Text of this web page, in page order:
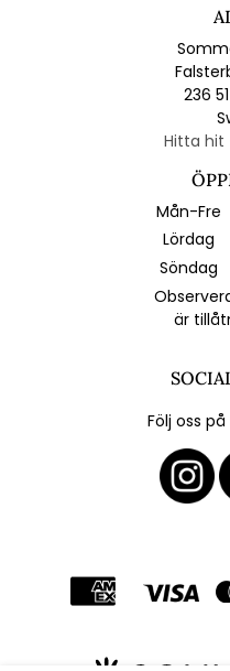
236
Hitta hit
Mån-Fre
Lördag
Söndag
är
Följ oss